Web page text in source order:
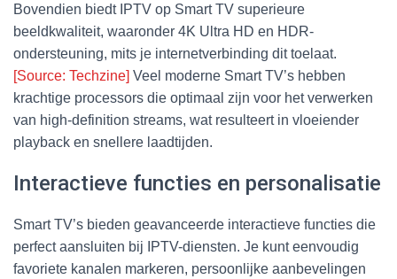
Bovendien biedt IPTV op Smart TV superieure
beeldkwaliteit, waaronder 4K Ultra HD en HDR-
ondersteuning, mits je internetverbinding dit toelaat.
[Source: Techzine] Veel moderne Smart TV’s hebben
krachtige processors die optimaal zijn voor het verwerken
van high-definition streams, wat resulteert in vloeiender
playback en snellere laadtijden.
Interactieve functies en personalisatie
Smart TV’s bieden geavanceerde interactieve functies die
perfect aansluiten bij IPTV-diensten. Je kunt eenvoudig
favoriete kanalen markeren, persoonlijke aanbevelingen